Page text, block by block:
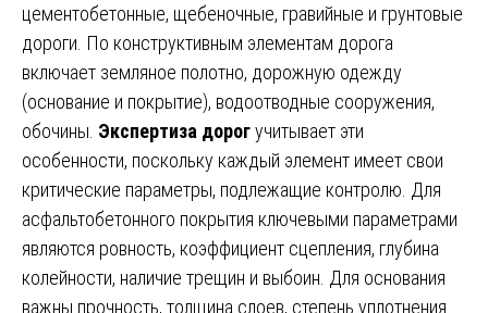
цементобетонные, щебеночные, гравийные и грунтовые
дороги. По конструктивным элементам дорога
включает земляное полотно, дорожную одежду
(основание и покрытие), водоотводные сооружения,
обочины. Экспертиза дорогучитывает эти
особенности, поскольку каждый элемент имеет свои
критические параметры, подлежащие контролю. Для
асфальтобетонного покрытия ключевыми параметрами
являются ровность, коэффициент сцепления, глубина
колейности, наличие трещин и выбоин. Для основания
важны прочность, толщина слоев, степень уплотнения.